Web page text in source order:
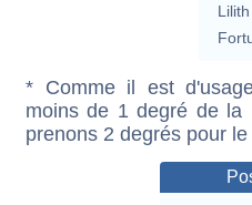
Lilith
* Comme il est
moins de 1 degré de la
prenons 2 degrés pour